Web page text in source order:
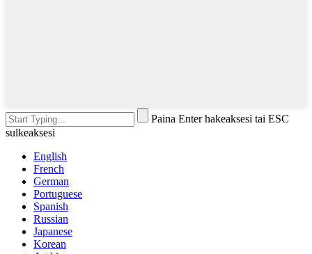
Paina Enter hakeaksesi tai ESC
sulkeaksesi
English
French
German
Portuguese
Spanish
Russian
Japanese
Korean